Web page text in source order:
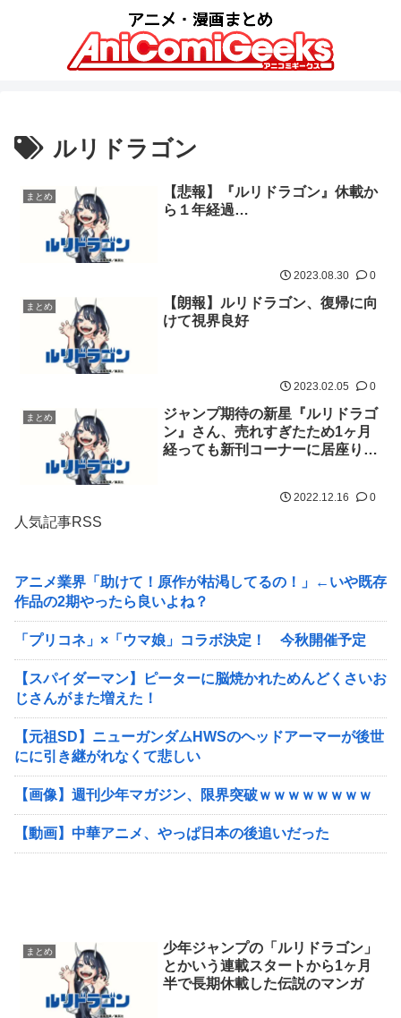
ルリドラゴン
まとめ
【悲報】『ルリドラゴン』休載か
ら１年経過…
2023.08.30 0
まとめ
【朗報】ルリドラゴン、復帰に向
けて視界良好
2023.02.05 0
まとめ
ジャンプ期待の新星『ルリドラゴ
ン』さん、売れすぎたため1ヶ月
経っても新刊コーナーに居座り続
2022.12.16 0
人気記事RSS
アニメ業界「助けて！原作が枯渇してるの！」←いや既存
作品の2期やったら良いよね？
「プリコネ」×「ウマ娘」コラボ決定！ 今秋開催予定
【スパイダーマン】ピーターに脳焼かれためんどくさいお
じさんがまた増えた！
【元祖SD】ニューガンダムHWSのヘッドアーマーが後世
にに引き継がれなくて悲しい
【画像】週刊少年マガジン、限界突破ｗｗｗｗｗｗｗｗ
【動画】中華アニメ、やっぱ日本の後追いだった
まとめ
少年ジャンプの「ルリドラゴン」
とかいう連載スタートから1ヶ月
半で長期休載した伝説のマンガ